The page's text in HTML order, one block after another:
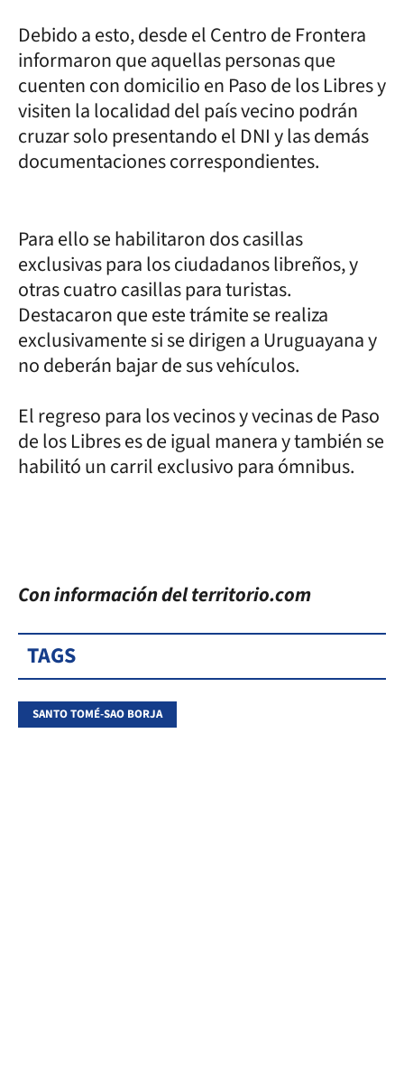
Debido a esto, desde el Centro de Frontera
informaron que aquellas personas que
cuenten con domicilio en Paso de los Libres y
visiten la localidad del país vecino podrán
cruzar solo presentando el DNI y las demás
documentaciones correspondientes.
Para ello se habilitaron dos casillas
exclusivas para los ciudadanos libreños, y
otras cuatro casillas para turistas.
Destacaron que este trámite se realiza
exclusivamente si se dirigen a Uruguayana y
no deberán bajar de sus vehículos.
El regreso para los vecinos y vecinas de Paso
de los Libres es de igual manera y también se
habilitó un carril exclusivo para ómnibus.
Con información del territorio.com
TAGS
SANTO TOMÉ-SAO BORJA